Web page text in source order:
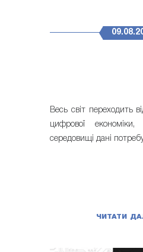
Весь світ переходить
цифрової
середовищі дані
ЧИТАТИ